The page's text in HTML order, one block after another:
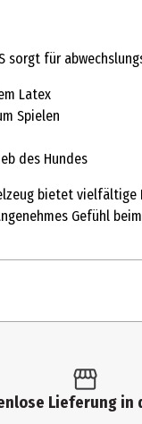
sorgt für
Latex
Spielen
des Hundes
bietet
Gefühl
Lieferung in